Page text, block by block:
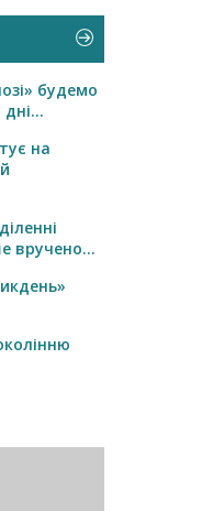
будемо
на
вручено...